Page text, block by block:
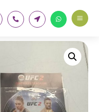
   a